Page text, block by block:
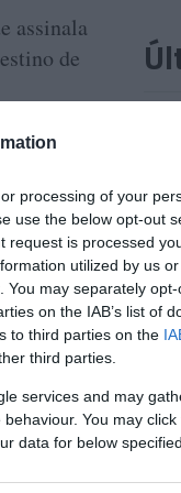
processing of your
use the below opt-out
request is processed
utilized by us
may separately
on the IAB’s list of
to third parties on the
third parties.
services and may
You may
data for below
assinala
de
e
e em
para
livros
lê-